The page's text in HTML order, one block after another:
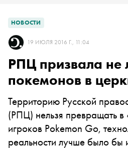
НОВОСТИ
19 ИЮЛЯ 2016 Г., 11:04
РПЦ призвала не
покемонов в
Территорию Русской
(РПЦ) нельзя превращать в
игроков Pokemon Go,
реальности лучше было бы